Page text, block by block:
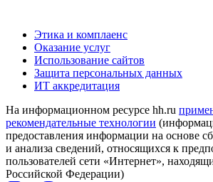
Этика и комплаенс
Оказание услуг
Использование сайтов
Защита персональных данных
ИТ аккредитация
На информационном ресурсе hh.ru
рекомендательные технологии
предоставления информации на основе
и анализа сведений, относящихся к
пользователей сети «Интернет»,
Российской Федерации)